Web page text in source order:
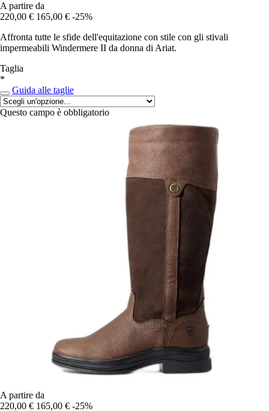
A partire da
220,00 € 165,00 € -25%
Affronta tutte le sfide dell'equitazione con stile con gli stivali
impermeabili Windermere II da donna di Ariat.
Taglia
*
Guida alle taglie
Questo campo è obbligatorio
A partire da
220,00 € 165,00 € -25%